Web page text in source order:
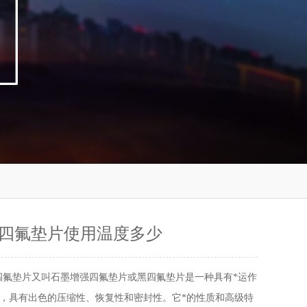
氟垫片使用温度多少
氟垫片又叫石墨增强四氟垫片或黑四氟垫片是一种具有*运作
具有出色的压缩性、恢复性和密封性。它*的性质和高级特